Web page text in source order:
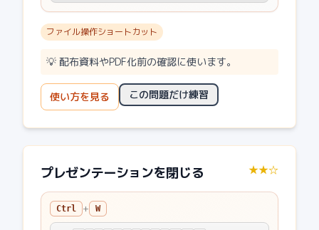
ファイル操作ショートカット
💡 配布資料やPDF化前の確認に使います。
使い方を見る この問題だけ練習
プレゼンテーションを閉じる ★★☆
Ctrl + W